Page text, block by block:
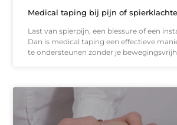
Medical taping bij pijn of
Last van spierpijn, een blessure of een
Dan is medical taping een effectieve
te ondersteunen zonder je